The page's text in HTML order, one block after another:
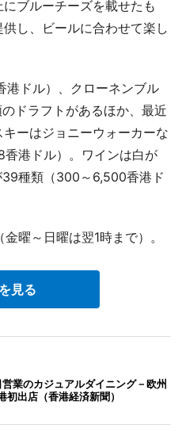
ブルーチーズを載せたも
し、ビールに合わせて楽し
ドル）、クローネンブル
ドラフトがあるほか、最近
ーはジョニーウォーカーな
港ドル）。ワインは白が
種類（300～6,500香港ド
曜～日曜は翌1時まで）。
見る
業のカジュアルダイニング－欧州
初出店（香港経済新聞）